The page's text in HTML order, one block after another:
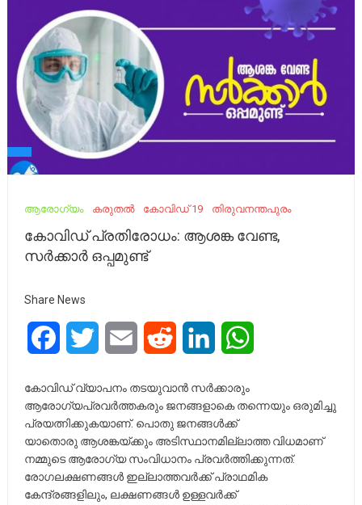
ആരോഗ്യം കരുതൽ കോവിഡ് 19 തിരുവനന്തപുരം
കോവിഡ് പ്രതിരോധം: ആശങ്ക വേണ്ട,
സർക്കാർ ഒപ്പമുണ്ട്
Share News
FacebookTwitter Email Reddit LinkedIn
കോവിഡ് വ്യാപനം തടയുവാൻ സർക്കാരും
ആരോഗ്യപ്രവർത്തകരും ജനങ്ങളാകെ തന്നെയും ഒരുമിച്ചു
പ്രയത്നിക്കുകയാണ്. പൊതു ജനങ്ങൾക്ക്
യാതൊരു ആശങ്കയ്ക്കും അടിസ്ഥാനമില്ലാത്ത വിധമാണ്
നമ്മുടെ ആരോഗ്യ സംവിധാനം പ്രവർത്തിക്കുന്നത്.
രോഗലക്ഷണങ്ങൾ ഇല്ലാത്തവർക്ക് പ്രാഥമിക
കേന്ദ്രങ്ങളിലും, ലക്ഷണങ്ങൾ ഉള്ളവർക്ക്